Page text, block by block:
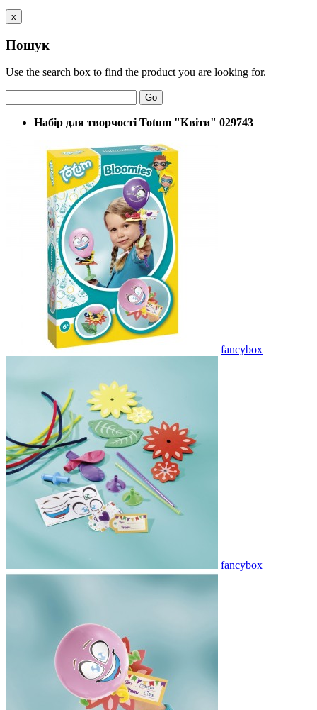
x
Пошук
Use the search box to find the product you are looking for.
Go
Набір для творчості Totum "Квіти" 029743
fancybox
fancybox